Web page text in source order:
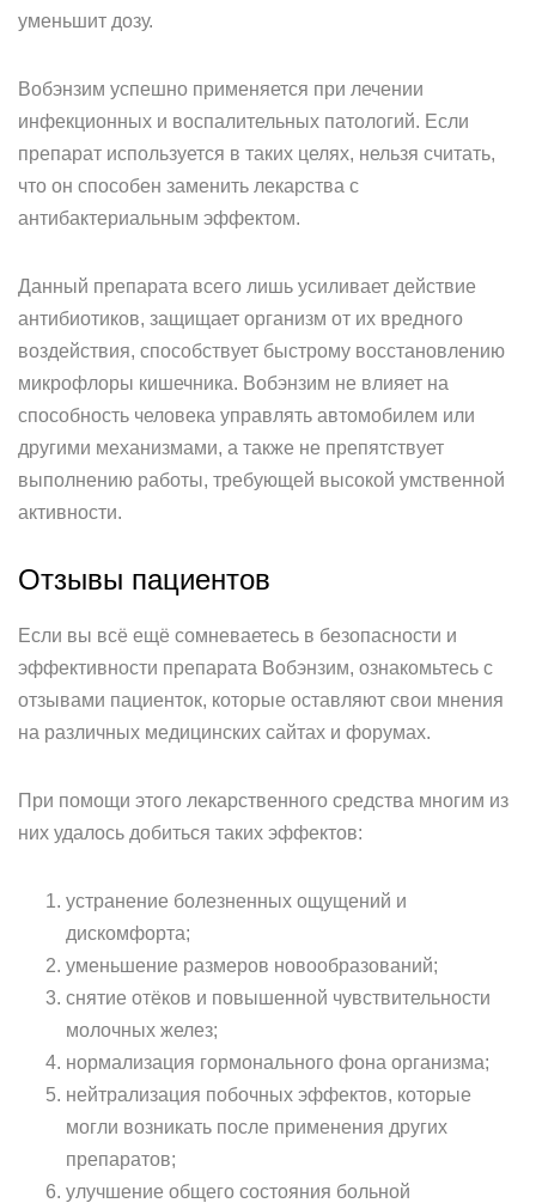
уменьшит дозу.
Вобэнзим успешно применяется при лечении
инфекционных и воспалительных патологий. Если
препарат используется в таких целях, нельзя считать,
что он способен заменить лекарства с
антибактериальным эффектом.
Данный препарата всего лишь усиливает действие
антибиотиков, защищает организм от их вредного
воздействия, способствует быстрому восстановлению
микрофлоры кишечника. Вобэнзим не влияет на
способность человека управлять автомобилем или
другими механизмами, а также не препятствует
выполнению работы, требующей высокой умственной
активности.
Отзывы пациентов
Если вы всё ещё сомневаетесь в безопасности и
эффективности препарата Вобэнзим, ознакомьтесь с
отзывами пациенток, которые оставляют свои мнения
на различных медицинских сайтах и форумах.
При помощи этого лекарственного средства многим из
них удалось добиться таких эффектов:
устранение болезненных ощущений и
дискомфорта;
уменьшение размеров новообразований;
снятие отёков и повышенной чувствительности
молочных желез;
нормализация гормонального фона организма;
нейтрализация побочных эффектов, которые
могли возникать после применения других
препаратов;
улучшение общего состояния больной